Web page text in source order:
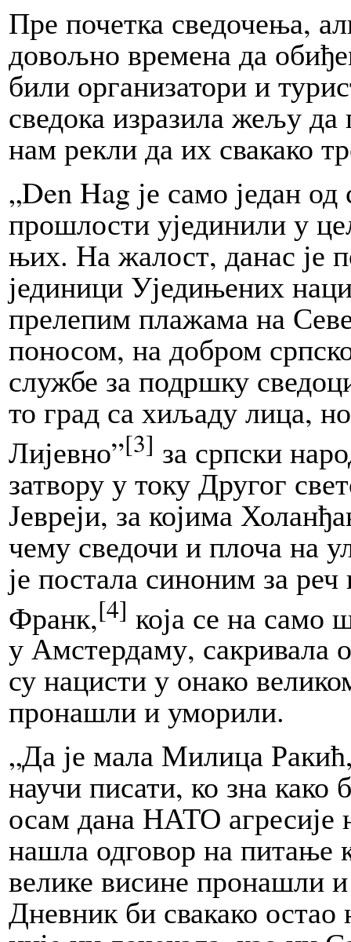
Пре почетка сведочења,
довољно времена да
били организатори и
сведока изразила жељу да
нам рекли да их свакако
„Den Hag је само један
прошлости ујединили у
њих. На жалост, данас је
јединици Уједињених
прелепим плажама на
поносом, на добром
службе за подршку
то град са хиљаду лица,
Лијевно”[3] за српски
затвору у току Другог
Јевреји, за којима
чему сведочи и плоча на
је постала синоним за
Франк,[4] која се на само
у Амстердаму, сакривала
су нацисти у онако
пронашли и уморили.
„Да је мала Милица
научи писати, ко зна како
осам дана НАТО
нашла одговор на питање
велике висине пронашли
Дневник би свакако остао